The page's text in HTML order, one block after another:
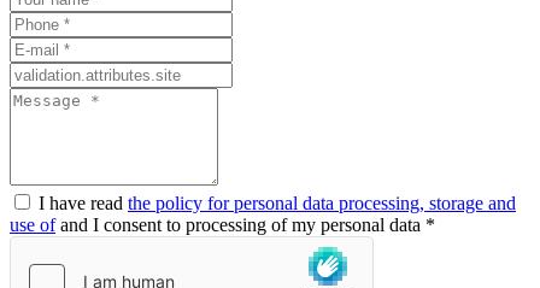
I have read the policy for personal data processing, storage and
use ofand I consent to processing of my personal data *